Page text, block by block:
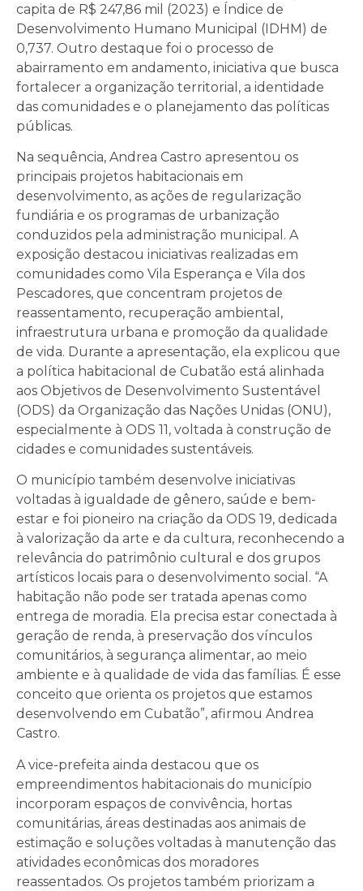
capita de R$ 247,86 mil (2023) e Índice de
Desenvolvimento Humano Municipal (IDHM) de
0,737. Outro destaque foi o processo de
abairramento em andamento, iniciativa que busca
fortalecer a organização territorial, a identidade
das comunidades e o planejamento das políticas
públicas.
Na sequência, Andrea Castro apresentou os
principais projetos habitacionais em
desenvolvimento, as ações de regularização
fundiária e os programas de urbanização
conduzidos pela administração municipal. A
exposição destacou iniciativas realizadas em
comunidades como Vila Esperança e Vila dos
Pescadores, que concentram projetos de
reassentamento, recuperação ambiental,
infraestrutura urbana e promoção da qualidade
de vida. Durante a apresentação, ela explicou que
a política habitacional de Cubatão está alinhada
aos Objetivos de Desenvolvimento Sustentável
(ODS) da Organização das Nações Unidas (ONU),
especialmente à ODS 11, voltada à construção de
cidades e comunidades sustentáveis.
O município também desenvolve iniciativas
voltadas à igualdade de gênero, saúde e bem-
estar e foi pioneiro na criação da ODS 19, dedicada
à valorização da arte e da cultura, reconhecendo a
relevância do patrimônio cultural e dos grupos
artísticos locais para o desenvolvimento social. “A
habitação não pode ser tratada apenas como
entrega de moradia. Ela precisa estar conectada à
geração de renda, à preservação dos vínculos
comunitários, à segurança alimentar, ao meio
ambiente e à qualidade de vida das famílias. É esse
conceito que orienta os projetos que estamos
desenvolvendo em Cubatão”, afirmou Andrea
Castro.
A vice-prefeita ainda destacou que os
empreendimentos habitacionais do município
incorporam espaços de convivência, hortas
comunitárias, áreas destinadas aos animais de
estimação e soluções voltadas à manutenção das
atividades econômicas dos moradores
reassentados. Os projetos também priorizam a